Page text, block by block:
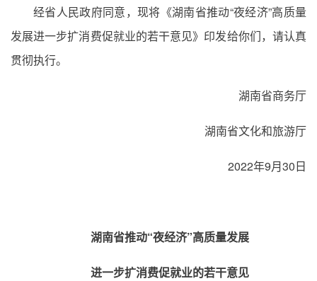
经省人民政府同意，现将《湖南省推动“夜经济”高质量
发展进一步扩消费促就业的若干意见》印发给你们，请认真
贯彻执行。
湖南省商务厅
湖南省文化和旅游厅
2022年9月30日
湖南省推动“夜经济”高质量发展
进一步扩消费促就业的若干意见